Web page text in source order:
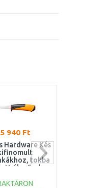
5 940 Ft
Hardware Kés
tokba
élezővel,